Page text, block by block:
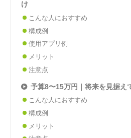
け
こんな人におすすめ
構成例
使用アプリ例
メリット
注意点
予算8〜15万円｜将来を見据え
こんな人におすすめ
構成例
メリット